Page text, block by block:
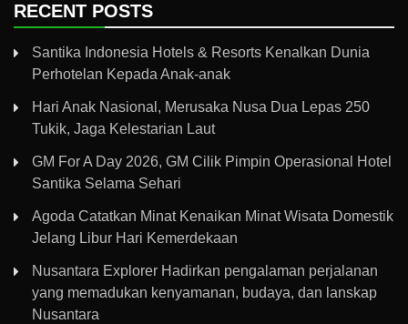
RECENT POSTS
Santika Indonesia Hotels & Resorts Kenalkan Dunia
Perhotelan Kepada Anak-anak
Hari Anak Nasional, Merusaka Nusa Dua Lepas 250
Tukik, Jaga Kelestarian Laut
GM For A Day 2026, GM Cilik Pimpin Operasional Hotel
Santika Selama Sehari
Agoda Catatkan Minat Kenaikan Minat Wisata Domestik
Jelang Libur Hari Kemerdekaan
Nusantara Explorer Hadirkan pengalaman perjalanan
yang memadukan kenyamanan, budaya, dan lanskap
Nusantara